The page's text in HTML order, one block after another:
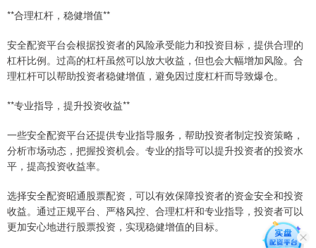
**合理杠杆，稳健增值**
安全配资平台会根据投资者的风险承受能力和投资目标，提供合理的
杠杆比例。过高的杠杆虽然可以放大收益，但也会大幅增加风险。合
理杠杆可以帮助投资者稳健增值，避免因过度杠杆而导致爆仓。
**专业指导，提升投资收益**
一些安全配资平台还提供专业指导服务，帮助投资者制定投资策略，
分析市场动态，把握投资机会。专业的指导可以提升投资者的投资水
平，提高投资收益率。
选择安全配资昭通股票配资，可以有效保障投资者的资金安全和投资
收益。通过正规平台、严格风控、合理杠杆和专业指导，投资者可以
更加安心地进行股票投资，实现稳健增值的目标。